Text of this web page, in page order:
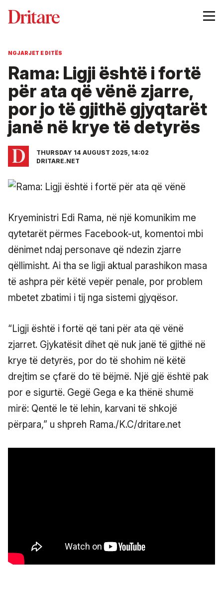
NGJARJET E DITËS
Rama: Ligji është i fortë
për ata që vënë zjarre,
por jo të gjithë gjyqtarët
janë në krye të detyrës
THURSDAY 14 AUGUST 2025, 14:02
DRITARE.NET
Kryeministri Edi Rama, në një komunikim me
qytetarët përmes Facebook-ut, komentoi mbi
dënimet ndaj personave që ndezin zjarre
qëllimisht. Ai tha se ligji aktual parashikon masa
të ashpra për këtë vepër penale, por problem
mbetet zbatimi i tij nga sistemi gjyqësor.
“Ligji është i fortë që tani për ata që vënë
zjarret. Gjykatësit dihet që nuk janë të gjithë në
krye të detyrës, por do të shohim në këtë
drejtim se çfarë do të bëjmë. Një gjë është pak
por e sigurtë. Gegë Gega e ka thënë shumë
mirë: Qentë le të lehin, karvani të shkojë
përpara,” u shpreh Rama./K.C/dritare.net